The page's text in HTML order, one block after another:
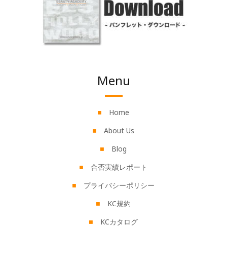
Menu
Home
About Us
Blog
合否実績レポート
プライバシーポリシー
KC規約
KCカタログ